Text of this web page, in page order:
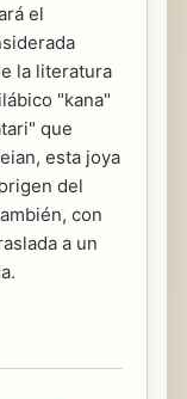
el
la literatura
"kana"
que
esta joya
del
con
a un